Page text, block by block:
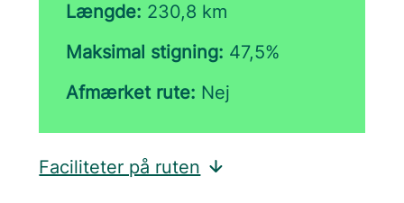
Længde: 230,8 km
Maksimal stigning: 47,5%
Afmærket rute: Nej
Faciliteter på ruten